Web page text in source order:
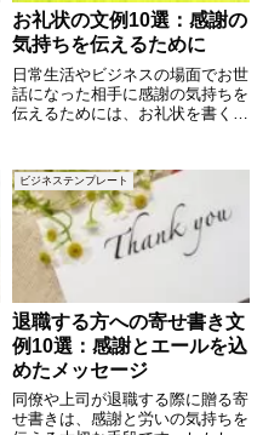
お礼状の文例10選：感謝の
気持ちを伝えるために
日常生活やビジネスの場面でお世
話になった相手に感謝の気持ちを
伝えるためには、お礼状を書くこ
もあるでしょう。この記事では、
お礼状の文例を10個ご紹介しま
す。シンプルで心のこもったお礼
ビジネステンプレート
退職する方への寄せ書き文
例10選：感謝とエールを込
めたメッセージ
同僚や上司が退職する際に贈る寄
せ書きは、感謝と労いの気持ちを